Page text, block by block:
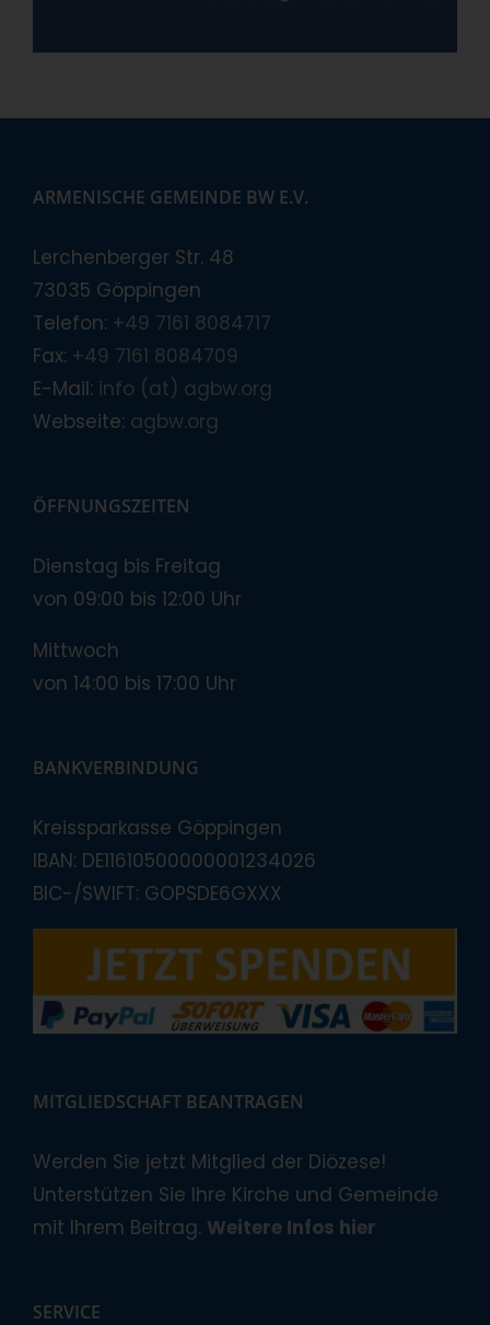
ARMENISCHE GEMEINDE BW E.V.
Lerchenberger Str. 48
73035 Göppingen
Telefon: +49 7161 8084717
Fax: +49 7161 8084709
E-Mail: info (at) agbw.org
Webseite: agbw.org
ÖFFNUNGSZEITEN
Dienstag bis Freitag
von 09:00 bis 12:00 Uhr
Mittwoch
von 14:00 bis 17:00 Uhr
BANKVERBINDUNG
Kreissparkasse Göppingen
IBAN: DE11610500000001234026
BIC-/SWIFT: GOPSDE6GXXX
MITGLIEDSCHAFT BEANTRAGEN
Werden Sie jetzt Mitglied der Diözese!
Unterstützen Sie Ihre Kirche und Gemeinde
mit Ihrem Beitrag. Weitere Infos hier
SERVICE